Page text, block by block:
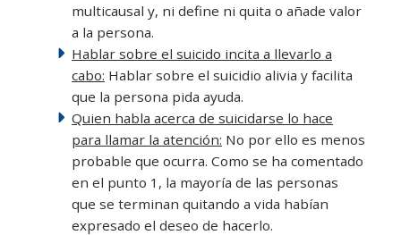
multicausal y, ni define ni quita o añade valor
a la persona.
Hablar sobre el suicido incita a llevarlo a
cabo: Hablar sobre el suicidio alivia y facilita
que la persona pida ayuda.
Quien habla acerca de suicidarse lo hace
para llamar la atención: No por ello es menos
probable que ocurra. Como se ha comentado
en el punto 1, la mayoría de las personas
que se terminan quitando a vida habían
expresado el deseo de hacerlo.